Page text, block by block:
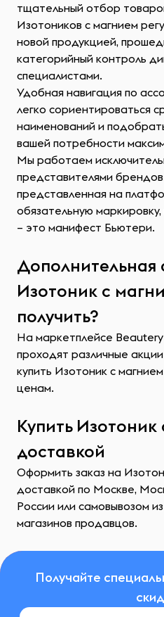
тщательный отбор
Изотоников с магнием
новой продукцией,
категорийный контроль
специалистами.
Удобная навигация по
легко сориентироваться
наименований и
вашей потребности
Мы работаем
представителями
представленная на
обязательную
– это манифест Бьютери.
Дополнительная
Изотоник с
получить?
На маркетплейсе
проходят различные
купить Изотоник с
ценам.
Купить
доставкой
Оформить заказ на
доставкой по Москве,
России или самовывозом
магазинов продавцов.
Получайте